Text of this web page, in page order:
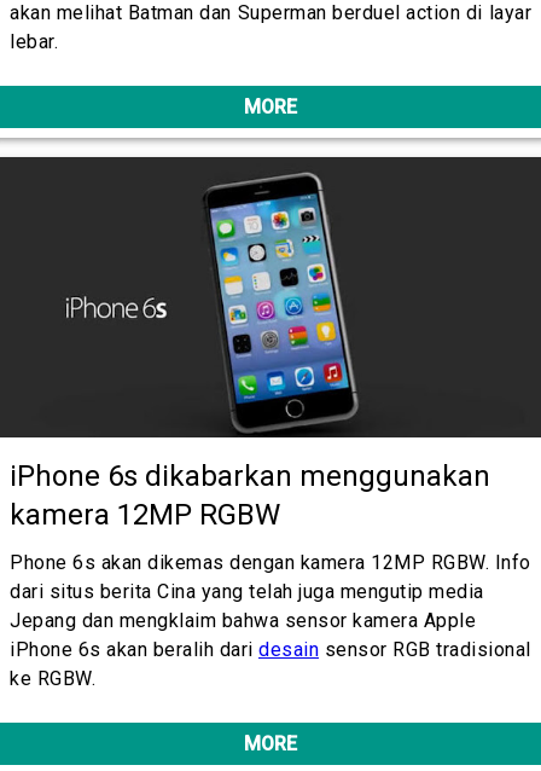
akan melihat Batman dan Superman berduel action di layar
lebar.
MORE
iPhone 6s dikabarkan menggunakan
kamera 12MP RGBW
Phone 6s akan dikemas dengan kamera 12MP RGBW. Info
dari situs berita Cina yang telah juga mengutip media
Jepang dan mengklaim bahwa sensor kamera Apple
iPhone 6s akan beralih dari desain sensor RGB tradisional
ke RGBW.
MORE